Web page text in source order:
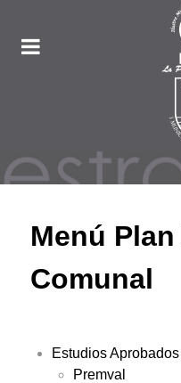
Menú
Comunal
Estudios
Premval